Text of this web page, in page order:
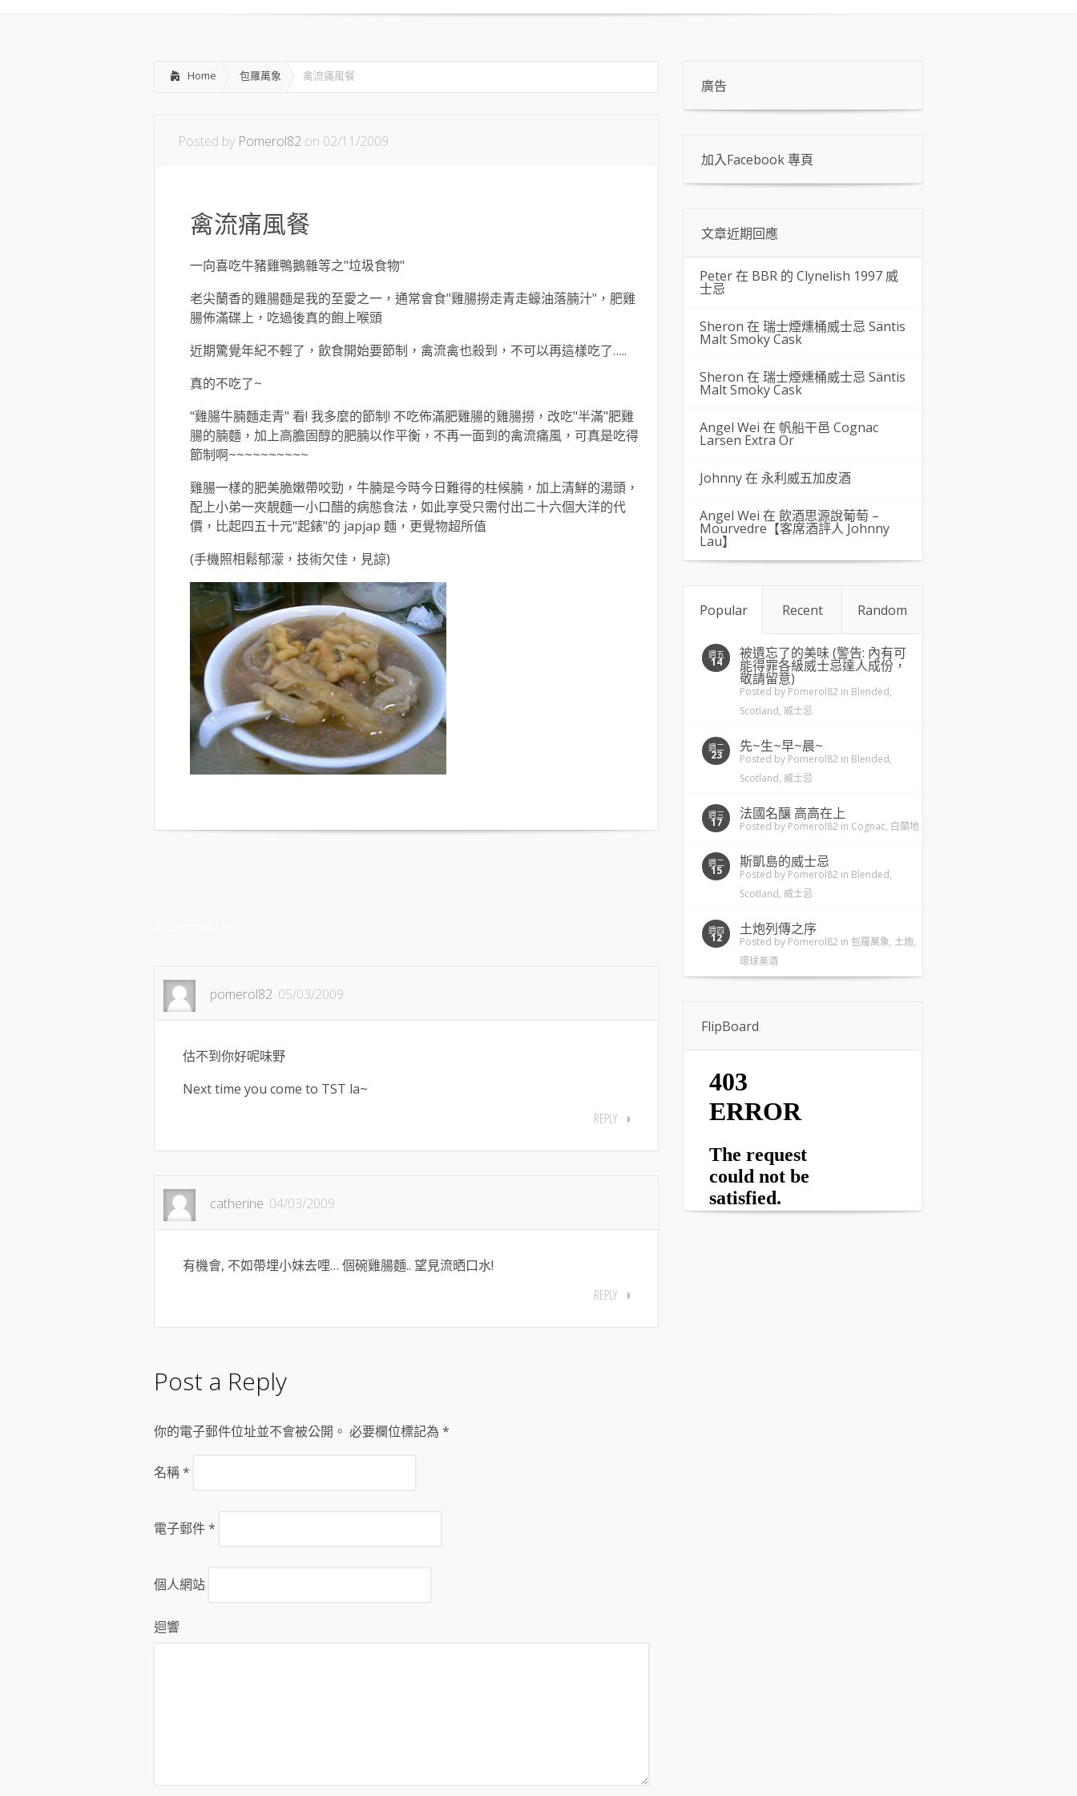
Home 包羅萬象 禽流痛風餐
Posted by Pomerol82 on 02/11/2009
禽流痛風餐
一向喜吃牛豬雞鴨鵝雜等之"垃圾食物"
老尖蘭香的雞腸麵是我的至愛之一，通常會食"雞腸撈走青走蠔油落腩汁"，肥雞
腸佈滿碟上，吃過後真的飽上喉頭
近期驚覺年紀不輕了，飲食開始要節制，禽流禽也殺到，不可以再這樣吃了…..
真的不吃了~
“雞腸牛腩麵走青" 看! 我多麼的節制! 不吃佈滿肥雞腸的雞腸撈，改吃"半滿"肥雞
腸的腩麵，加上高膽固醇的肥腩以作平衡，不再一面到的禽流痛風，可真是吃得
節制啊~~~~~~~~~~
雞腸一樣的肥美脆嫩帶咬勁，牛腩是今時今日難得的柱候腩，加上清鮮的湯頭，
配上小弟一夾靚麵一小口醋的病態食法，如此享受只需付出二十六個大洋的代
價，比起四五十元"起錶"的 japjap 麵，更覺物超所值
(手機照相鬆郁濛，技術欠佳，見諒)
pomerol82 05/03/2009
估不到你好呢味野
Next time you come to TST la~
REPLY
catherine 04/03/2009
有機會, 不如帶埋小妹去哩… 個碗雞腸麵.. 望見流晒口水!
REPLY
Post a Reply
你的電子郵件位址並不會被公開。 必要欄位標記為 *
名稱*
電子郵件*
個人網站
迴響
廣告
加入Facebook 專頁
文章近期回應
Peter 在 BBR 的 Clynelish 1997 威
士忌
Sheron 在 瑞士煙燻桶威士忌 Säntis
Malt Smoky Cask
Sheron 在 瑞士煙燻桶威士忌 Säntis
Malt Smoky Cask
Angel Wei 在 帆船干邑 Cognac
Larsen Extra Or
Johnny 在 永利威五加皮酒
Angel Wei 在 飲酒思源說葡萄 –
Mourvedre【客席酒評人 Johnny
Lau】
Popular Recent Random
週五
14
被遺忘了的美味 (警告: 內有可
能得罪各級威士忌達人成份，
敬請留意)
Posted by Pomerol82 in Blended,
Scotland, 威士忌
週二
23
先~生~早~晨~
Posted by Pomerol82 in Blended,
Scotland, 威士忌
週三
17
法國名釀 高高在上
Posted by Pomerol82 in Cognac, 白蘭地
週二
15
斯凱島的威士忌
Posted by Pomerol82 in Blended,
Scotland, 威士忌
週四
12
土炮列傳之序
Posted by Pomerol82 in 包羅萬象, 土炮,
環球美酒
FlipBoard